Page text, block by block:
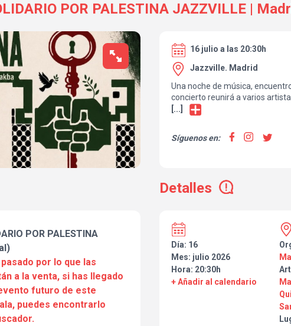
POR PALESTINA JAZZVILLE |
16 julio a las 20:30h
Jazzville. Madrid
Una noche de música,
concierto reunirá a varios
música al servicio de una causa
que brinda ayuda directa a
proyecto escuela
gaza y a sostener los proyectos
Eloy Acosta, Miryam Quiñones,
Manu Clavijo y Jorge Valverde.
📍 Sala Jazzville Madrid
📅 16 de julio
🕣 20:30 h
[...]
Síguenos en:
Detalles
POR PALESTINA
por lo que las
a la venta, si has llegado
futuro de este
puedes encontrarlo
Día: 16
Mes: julio 2026
Hora: 20:30h
+ Añadir al calendario